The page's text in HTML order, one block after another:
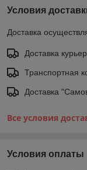
Условия
Доставка
Доставка
Транспортная
Доставка
Все условия
Условия оплаты